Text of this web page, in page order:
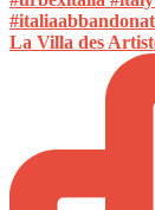
La Villa des